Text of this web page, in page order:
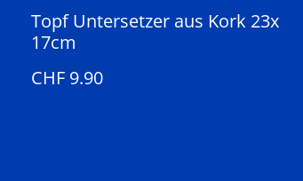
Topf Untersetzer aus Kork 23x
17cm
CHF 9.90